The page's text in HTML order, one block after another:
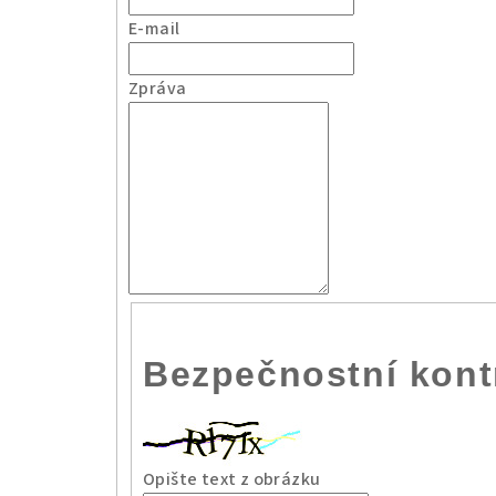
E-mail
Zpráva
Bezpečnostní
Opište text z obrázku